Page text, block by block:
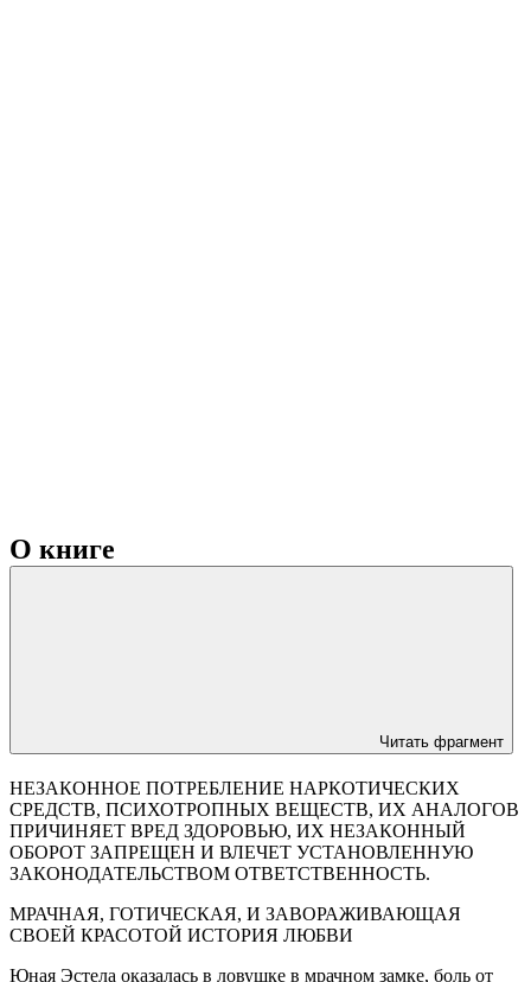
О книге
Читать фрагмент
НЕЗАКОННОЕ ПОТРЕБЛЕНИЕ НАРКОТИЧЕСКИХ
СРЕДСТВ, ПСИХОТРОПНЫХ ВЕЩЕСТВ, ИХ АНАЛОГОВ
ПРИЧИНЯЕТ ВРЕД ЗДОРОВЬЮ, ИХ НЕЗАКОННЫЙ
ОБОРОТ ЗАПРЕЩЕН И ВЛЕЧЕТ УСТАНОВЛЕННУЮ
ЗАКОНОДАТЕЛЬСТВОМ ОТВЕТСТВЕННОСТЬ.
МРАЧНАЯ, ГОТИЧЕСКАЯ, И ЗАВОРАЖИВАЮЩАЯ
СВОЕЙ КРАСОТОЙ ИСТОРИЯ ЛЮБВИ
Юная Эстела оказалась в ловушке в мрачном замке, боль от